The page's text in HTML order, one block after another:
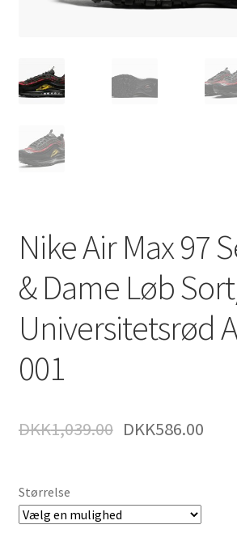
Nike Air Max 97
& Dame Løb
Universitetsrød
001
DKK1,039.00 DKK586.00
Størrelse